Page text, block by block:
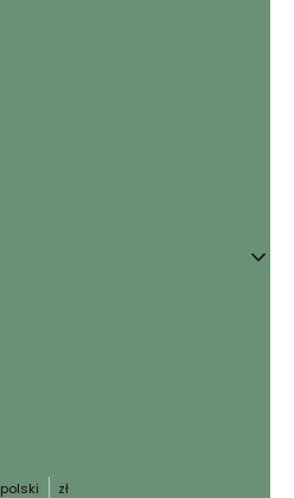
polski zł